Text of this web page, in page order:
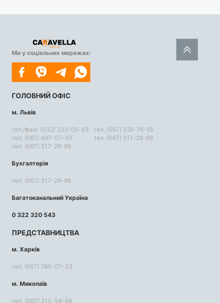
Ми у соціальних мережах:
ГОЛОВНИЙ ОФІС
м. Львів
тел./факс (032) 232-05-43
тел. (067) 497-07-50
тел. (067) 317-28-99
тел. (067) 326-76-55
тел. (067) 317-28-89
Бухгалтерія
тел. (067) 317-29-98
Багатоканальний Україна
0 322 320 543
ПРЕДСТАВНИЦТВА
м. Харків
тел. (057) 780-07-33
м. Миколаїв
тел. (067) 310-54-94